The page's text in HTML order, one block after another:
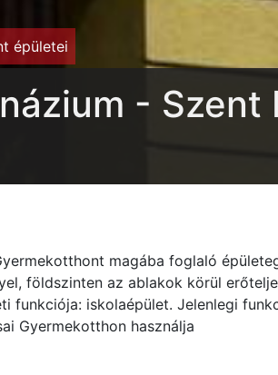
épületei
-
magába foglaló
földszinten az ablakok körül
funkciója: iskolaépület. Jelenlegi
Gyermekotthon használja